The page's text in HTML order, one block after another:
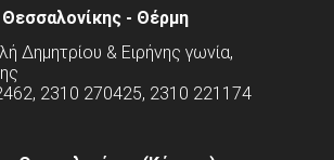
Θεσσαλονίκης - Θέρμη
Δημητρίου & Ειρήνης γωνία,
2310 270425, 2310 221174